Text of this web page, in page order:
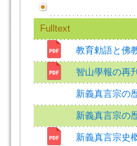
Fulltext
教育勅語と佛
智山學報の再
新義真言宗の
新義真言宗の
新義真言宗史